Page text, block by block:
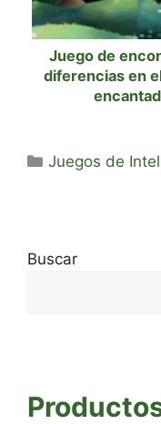
Juego de
diferencias en
Categorías
Juegos de
Buscar